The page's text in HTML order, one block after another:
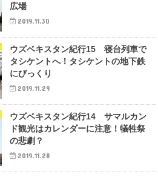
広場
2019.11.30
ウズベキスタン紀行15 寝台列車で
タシケントへ！タシケントの地下鉄
にびっくり
2019.11.29
ウズベキスタン紀行14 サマルカン
ド観光はカレンダーに注意！犠牲祭
の悲劇？
2019.11.28